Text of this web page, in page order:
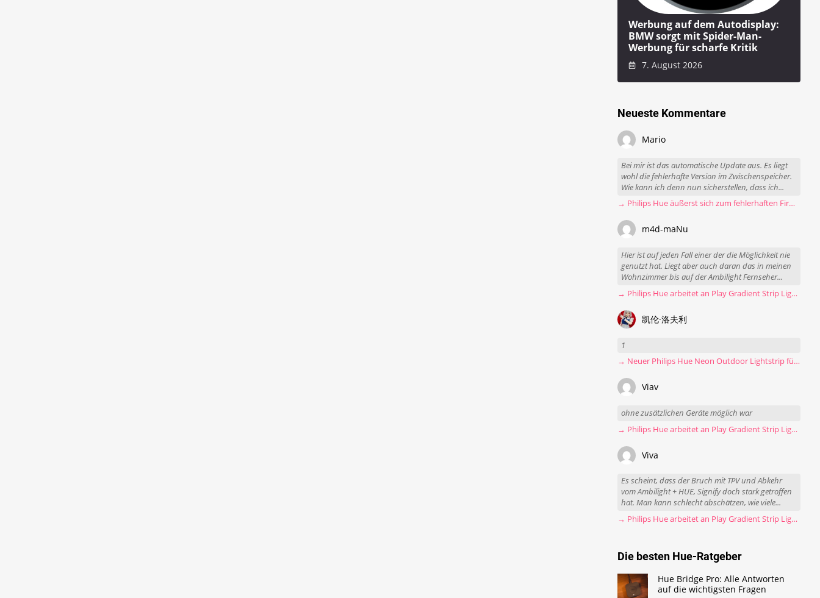
Werbung auf dem Autodisplay:
BMW sorgt mit Spider-Man-
Werbung für scharfe Kritik
7. August 2026
Neueste Kommentare
Mario
Bei mir ist das automatische Update aus. Es liegt
wohl die fehlerhafte Version im Zwischenspeicher.
Wie kann ich denn nun sicherstellen, dass ich...
→ Philips Hue äußerst sich zum fehlerhaften Firmware-Update
m4d-maNu
Hier ist auf jeden Fall einer der die Möglichkeit nie
genutzt hat. Liegt aber auch daran das in meinen
Wohnzimmer bis auf der Ambilight Fernseher...
→ Philips Hue arbeitet an Play Gradient Strip Light Pro
凯伦·洛夫利
1
→ Neuer Philips Hue Neon Outdoor Lightstrip für 130 Euro
Viav
ohne zusätzlichen Geräte möglich war
→ Philips Hue arbeitet an Play Gradient Strip Light Pro
Viva
Es scheint, dass der Bruch mit TPV und Abkehr
vom Ambilight + HUE, Signify doch stark getroffen
hat. Man kann schlecht abschätzen, wie viele...
→ Philips Hue arbeitet an Play Gradient Strip Light Pro
Die besten Hue-Ratgeber
Hue Bridge Pro: Alle Antworten
auf die wichtigsten Fragen